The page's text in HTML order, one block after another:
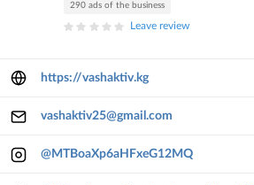
290 ads of the business
Leave review
https://vashaktiv.kg
vashaktiv25@gmail.com
@MTBoaXp6aHFxeG12MQ